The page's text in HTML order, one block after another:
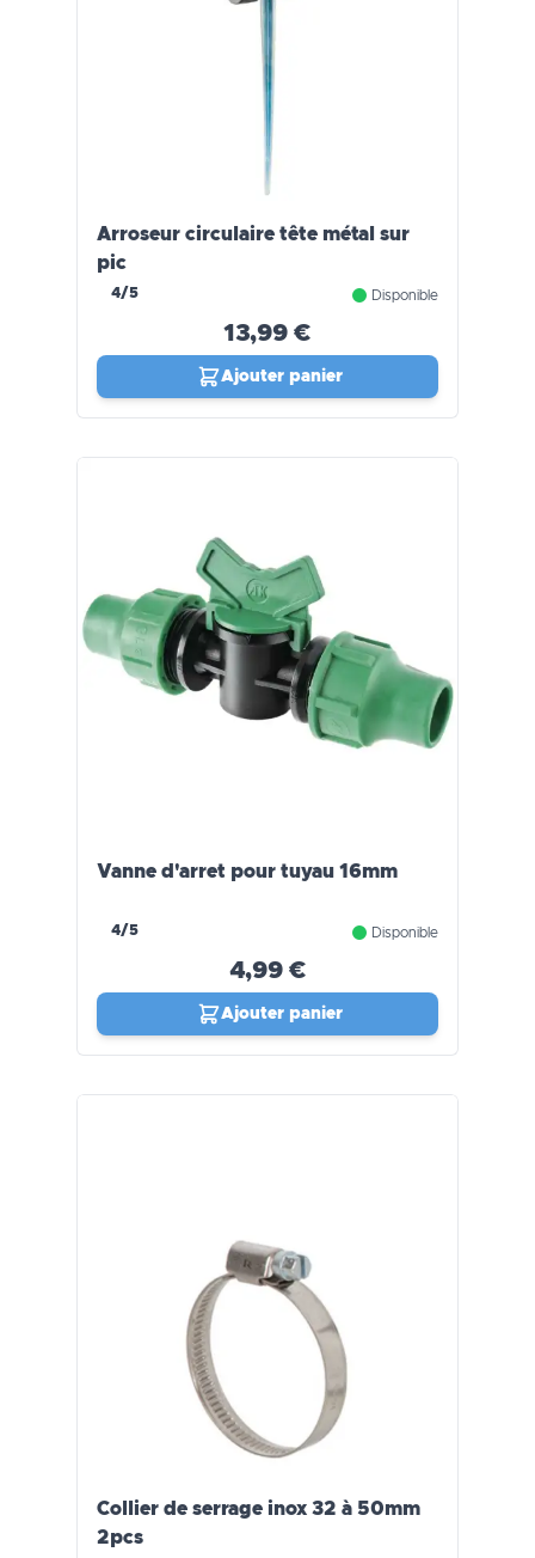
Arroseur circulaire tête métal sur
pic
4/5 Disponible
13,99 €
Ajouter panier
Vanne d'arret pour tuyau 16mm
4/5 Disponible
4,99 €
Ajouter panier
Collier de serrage inox 32 à 50mm
2pcs